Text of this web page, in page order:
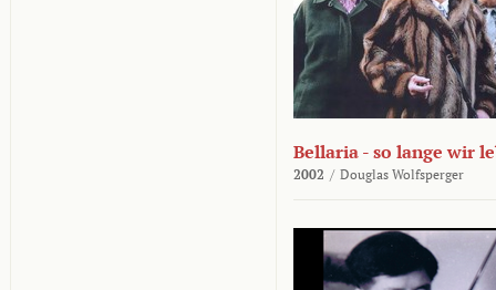
Bellaria - so lange wir
2002 / Douglas Wolfsperger